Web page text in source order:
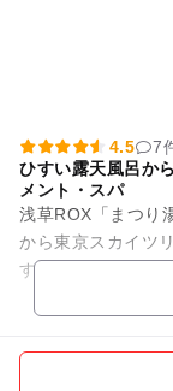
4.5
7
ひすい露天風呂か
メント・スパ
浅草ROX「まつり
から東京スカイツ
す！ お風呂の種類